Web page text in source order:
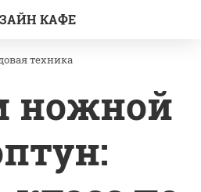
КАФЕ
техника
ножной